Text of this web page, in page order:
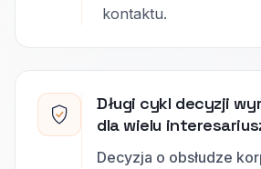
kontaktu.
Długi cykl decyzji
dla wielu
Decyzja o obsłudze